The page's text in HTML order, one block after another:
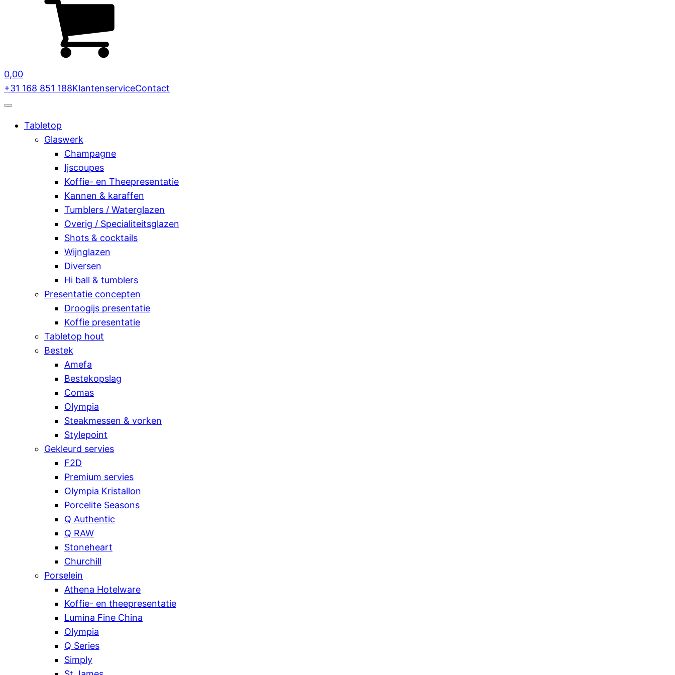
0,00
+31 168 851 188KlantenserviceContact
Tabletop
Glaswerk
Champagne
Ijscoupes
Koffie- en Theepresentatie
Kannen & karaffen
Tumblers / Waterglazen
Overig / Specialiteitsglazen
Shots & cocktails
Wijnglazen
Diversen
Hi ball & tumblers
Presentatie concepten
Droogijs presentatie
Koffie presentatie
Tabletop hout
Bestek
Amefa
Bestekopslag
Comas
Olympia
Steakmessen & vorken
Stylepoint
Gekleurd servies
F2D
Premium servies
Olympia Kristallon
Porcelite Seasons
Q Authentic
Q RAW
Stoneheart
Churchill
Porselein
Athena Hotelware
Koffie- en theepresentatie
Lumina Fine China
Olympia
Q Series
Simply